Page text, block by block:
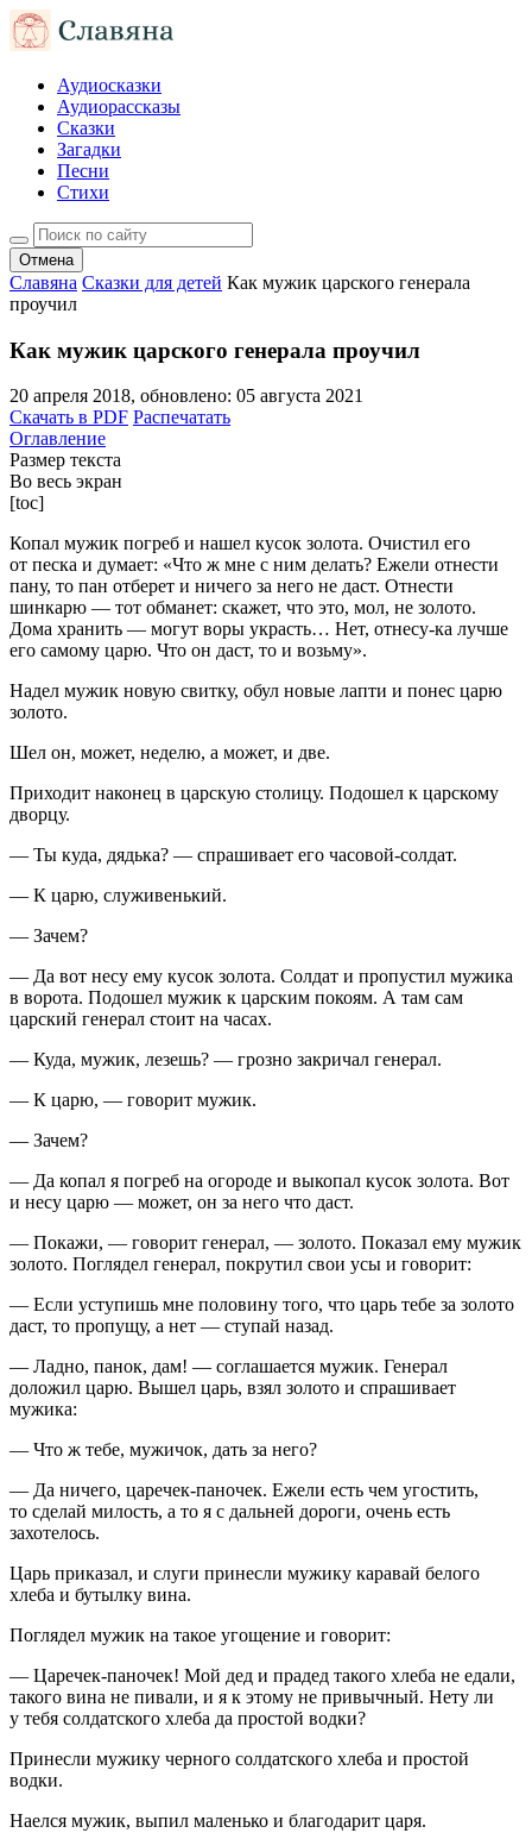
Аудиосказки
Аудиорассказы
Сказки
Загадки
Песни
Стихи
Отмена
Славяна Сказки для детей Как мужик царского генерала
проучил
Как мужик царского генерала проучил
20 апреля 2018, обновлено: 05 августа 2021
Скачать в PDF Распечатать
Оглавление
Размер текста
Во весь экран
[toc]
Копал мужик погреб и нашел кусок золота. Очистил его
от песка и думает: «Что ж мне с ним делать? Ежели отнести
пану, то пан отберет и ничего за него не даст. Отнести
шинкарю — тот обманет: скажет, что это, мол, не золото.
Дома хранить — могут воры украсть… Нет, отнесу-ка лучше
его самому царю. Что он даст, то и возьму».
Надел мужик новую свитку, обул новые лапти и понес царю
золото.
Шел он, может, неделю, а может, и две.
Приходит наконец в царскую столицу. Подошел к царскому
дворцу.
— Ты куда, дядька? — спрашивает его часовой-солдат.
— К царю, служивенький.
— Зачем?
— Да вот несу ему кусок золота. Солдат и пропустил мужика
в ворота. Подошел мужик к царским покоям. А там сам
царский генерал стоит на часах.
— Куда, мужик, лезешь? — грозно закричал генерал.
— К царю, — говорит мужик.
— Зачем?
— Да копал я погреб на огороде и выкопал кусок золота. Вот
и несу царю — может, он за него что даст.
— Покажи, — говорит генерал, — золото. Показал ему мужик
золото. Поглядел генерал, покрутил свои усы и говорит:
— Если уступишь мне половину того, что царь тебе за золото
даст, то пропущу, а нет — ступай назад.
— Ладно, панок, дам! — соглашается мужик. Генерал
доложил царю. Вышел царь, взял золото и спрашивает
мужика:
— Что ж тебе, мужичок, дать за него?
— Да ничего, царечек-паночек. Ежели есть чем угостить,
то сделай милость, а то я с дальней дороги, очень есть
захотелось.
Царь приказал, и слуги принесли мужику каравай белого
хлеба и бутылку вина.
Поглядел мужик на такое угощение и говорит:
— Царечек-паночек! Мой дед и прадед такого хлеба не едали,
такого вина не пивали, и я к этому не привычный. Нету ли
у тебя солдатского хлеба да простой водки?
Принесли мужику черного солдатского хлеба и простой
водки.
Наелся мужик, выпил маленько и благодарит царя.